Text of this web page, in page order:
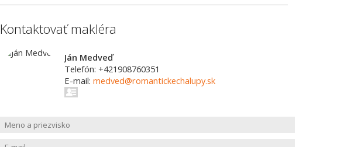
Kontaktovať makléra
Ján Medveď
Telefón: +421908760351
E-mail: medved@romantickechalupy.sk